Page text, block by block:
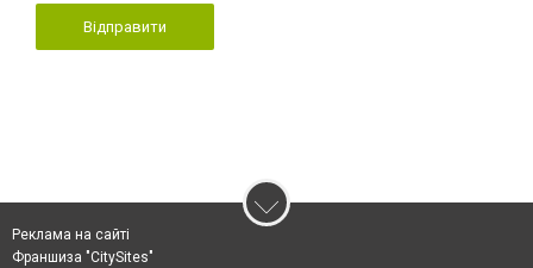
Відправити
Реклама на сайті
Франшиза "CitySites"